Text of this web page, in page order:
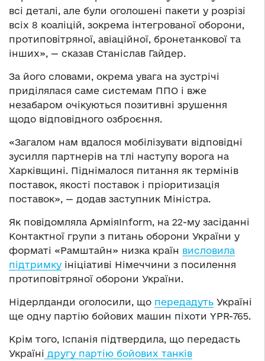
всі деталі, але були оголошені пакети у розрізі
всіх 8 коаліцій, зокрема інтегрованої оборони,
протиповітряної, авіаційної, бронетанкової та
інших», — сказав Станіслав Гайдер.
За його словами, окрема увага на зустрічі
приділялася саме системам ППО і вже
незабаром очікуються позитивні зрушення
щодо відповідного озброєння.
«Загалом нам вдалося мобілізувати відповідні
зусилля партнерів на тлі наступу ворога на
Харківщині. Піднімалося питання як термінів
поставок, якості поставок і пріоритизація
поставок», — додав заступник Міністра.
Як повідомляла АрміяInform, на 22-му засіданні
Контактної групи з питань оборони України у
форматі «Рамштайн» низка країн висловила
підтримку ініціативі Німеччини з посилення
протиповітряної оборони України.
Нідерлданди оголосили, що передадуть Україні
ще одну партію бойових машин піхоти YPR-765.
Крім того, Іспанія підтвердила, що передасть
Україні другу партію бойових танків